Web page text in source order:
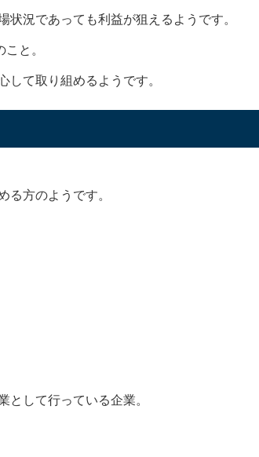
況であっても利益が狙えるようです。
と。
て取り組めるようです。
る方のようです。
して行っている企業。